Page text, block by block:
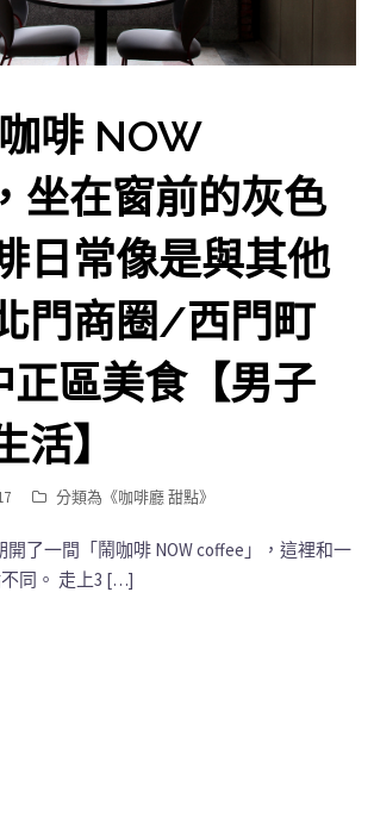
啡 NOW
坐在窗前的灰色
日常像是與其他
門商圈/西門町
區美食【男子
活】
分類為《咖啡廳 甜點》
了一間「鬧咖啡 NOW coffee」，這裡和一
同。 走上3 […]